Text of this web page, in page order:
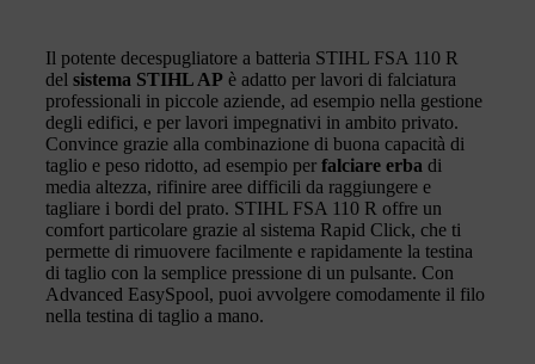
Il potente decespugliatore a batteria STIHL FSA 110 R
del sistema STIHL AP è adatto per lavori di falciatura
professionali in piccole aziende, ad esempio nella gestione
degli edifici, e per lavori impegnativi in ambito privato.
Convince grazie alla combinazione di buona capacità di
taglio e peso ridotto, ad esempio per falciare erba di
media altezza, rifinire aree difficili da raggiungere e
tagliare i bordi del prato. STIHL FSA 110 R offre un
comfort particolare grazie al sistema Rapid Click, che ti
permette di rimuovere facilmente e rapidamente la testina
di taglio con la semplice pressione di un pulsante. Con
Advanced EasySpool, puoi avvolgere comodamente il filo
nella testina di taglio a mano.